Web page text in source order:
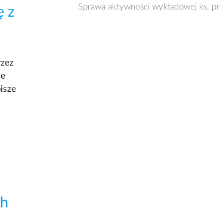
z
Sprawa aktywności wykładowej ks.